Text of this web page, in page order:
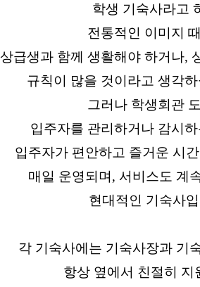
학생 기숙사라고
전통적인 이미지
상급생과 함께 생활해야 하거나,
규칙이 많을 것이라고 생각
그러나 학생회관
입주자를 관리하거나 감시
입주자가 편안하고 즐거운 시
매일 운영되며, 서비스도 계
현대적인 기숙사
각 기숙사에는 기숙사장과 기
항상 옆에서 친절히 지